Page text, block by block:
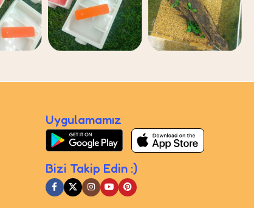
Uygulamamız
Bizi Takip Edin :)